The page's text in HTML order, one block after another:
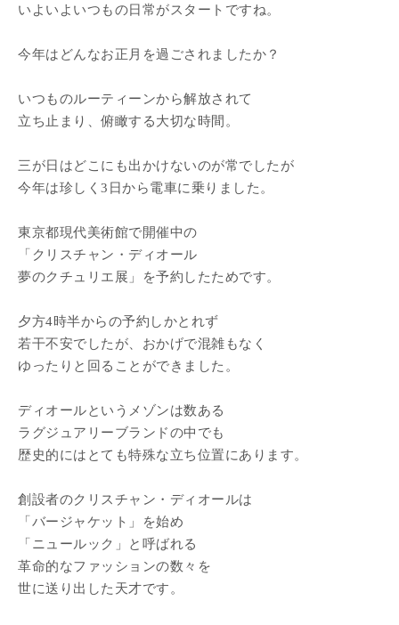
いよいよいつもの日常がスタートですね。
今年はどんなお正月を過ごされましたか？
いつものルーティーンから解放されて
立ち止まり、俯瞰する大切な時間。
三が日はどこにも出かけないのが常でしたが
今年は珍しく3日から電車に乗りました。
東京都現代美術館で開催中の
「クリスチャン・ディオール
夢のクチュリエ展」を予約したためです。
夕方4時半からの予約しかとれず
若干不安でしたが、おかげで混雑もなく
ゆったりと回ることができました。
ディオールというメゾンは数ある
ラグジュアリーブランドの中でも
歴史的にはとても特殊な立ち位置にあります。
創設者のクリスチャン・ディオールは
「バージャケット」を始め
「ニュールック」と呼ばれる
革命的なファッションの数々を
世に送り出した天才です。